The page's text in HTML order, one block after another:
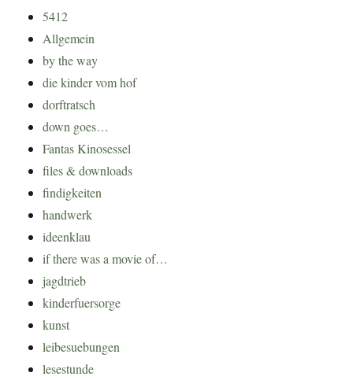
5412
Allgemein
by the way
die kinder vom hof
dorftratsch
down goes…
Fantas Kinosessel
files & downloads
findigkeiten
handwerk
ideenklau
if there was a movie of…
jagdtrieb
kinderfuersorge
kunst
leibesuebungen
lesestunde